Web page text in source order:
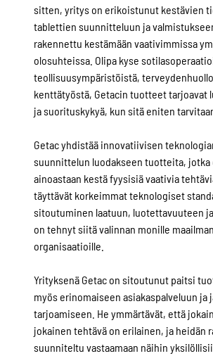
sitten, yritys on erikoistunut kestävien
tablettien suunnitteluun ja
rakennettu kestämään vaativimmissa
olosuhteissa. Olipa kyse
teollisuusympäristöistä,
kenttätyöstä, Getacin tuotteet tarjoavat
ja suorituskykyä, kun sitä eniten
Getac yhdistää innovatiivisen
suunnittelun luodakseen tuotteita, jotka
ainoastaan kestä fyysisiä vaativia
täyttävät korkeimmat teknologiset
sitoutuminen laatuun, luotettavuuteen
on tehnyt siitä valinnan monille
organisaatioille.
Yrityksenä Getac on sitoutunut paitsi
myös erinomaiseen asiakaspalveluun ja
tarjoamiseen. He ymmärtävät, että
jokainen tehtävä on erilainen, ja heidän
suunniteltu vastaamaan näihin